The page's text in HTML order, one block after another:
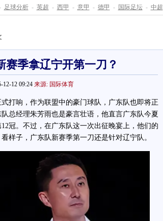
足球分析 - 英超 - 西甲 - 意甲 - 德甲 - 国际足坛 - 中超
赛季拿辽宁开第一刀？
12-12 09:24 来源: 国际体育
响，作为联盟中的豪门球队，广东队也即将正
总经理朱芳雨也是豪言壮语，他直言广东队今夏
冠。不过，在广东队这一次出征晚宴上，他们的
子，广东队新赛季第一刀还是针对辽宁队。